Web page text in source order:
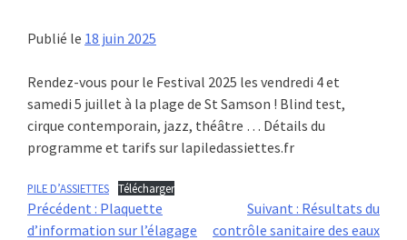
Publié le 18 juin 2025
Rendez-vous pour le Festival 2025 les vendredi 4 et
samedi 5 juillet à la plage de St Samson ! Blind test,
cirque contemporain, jazz, théâtre … Détails du
programme et tarifs sur lapiledassiettes.fr
PILE D’ASSIETTES Télécharger
Navigation
Précédent : Plaquette
d’information sur l’élagage
Suivant : Résultats du
contrôle sanitaire des eaux